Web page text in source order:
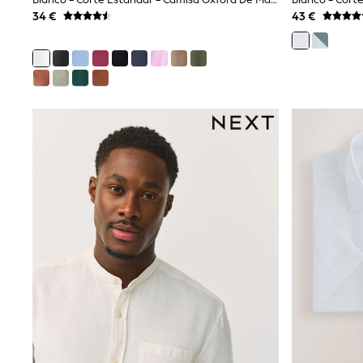
Trainers & Pumps
Pram Shoes
Slippers
Boots
Wellies
Dresses
Trousers
Underwear
Socks & Tights
Shirts & Polos
Shirts
Polo Shirts
Knitwear & Jumpers
Sweatshirts
Cardigans
Sports & Swimwear
Coats & Jackets
School Bags
All Partywear
34 €
43 €